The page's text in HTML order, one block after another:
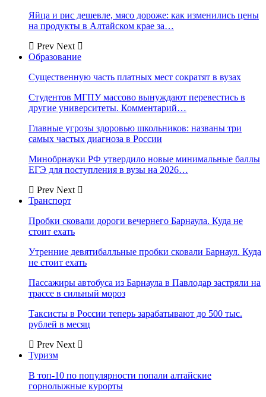
Яйца и рис дешевле, мясо дороже: как изменились цены
на продукты в Алтайском крае за…
Prev Next
Образование
Существенную часть платных мест сократят в вузах
Студентов МГПУ массово вынуждают перевестись в
другие университеты. Комментарий…
Главные угрозы здоровью школьников: названы три
самых частых диагноза в России
Минобрнауки РФ утвердило новые минимальные баллы
ЕГЭ для поступления в вузы на 2026…
Prev Next
Транспорт
Пробки сковали дороги вечернего Барнаула. Куда не
стоит ехать
Утренние девятибалльные пробки сковали Барнаул. Куда
не стоит ехать
Пассажиры автобуса из Барнаула в Павлодар застряли на
трассе в сильный мороз
Таксисты в России теперь зарабатывают до 500 тыс.
рублей в месяц
Prev Next
Туризм
В топ-10 по популярности попали алтайские
горнолыжные курорты